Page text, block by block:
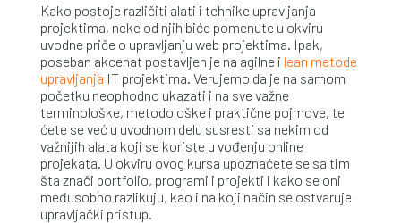
Kako postoje različiti alati i tehnike upravljanja
projektima, neke od njih biće pomenute u okviru
uvodne priče o upravljanju web projektima. Ipak,
poseban akcenat postavljen je na agilne i lean metode
upravljanja IT projektima. Verujemo da je na samom
početku neophodno ukazati i na sve važne
terminološke, metodološke i praktične pojmove, te
ćete se već u uvodnom delu susresti sa nekim od
važnijih alata koji se koriste u vođenju online
projekata. U okviru ovog kursa upoznaćete se sa tim
šta znači portfolio, programi i projekti i kako se oni
međusobno razlikuju, kao i na koji način se ostvaruje
upravljački pristup.